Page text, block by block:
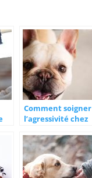
Comment soigner
l’agressivité chez